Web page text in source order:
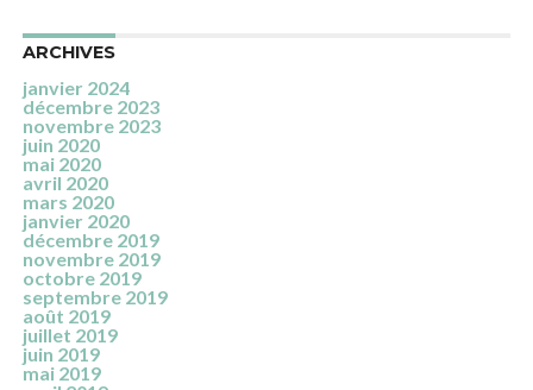
ARCHIVES
janvier 2024
décembre 2023
novembre 2023
juin 2020
mai 2020
avril 2020
mars 2020
janvier 2020
décembre 2019
novembre 2019
octobre 2019
septembre 2019
août 2019
juillet 2019
juin 2019
mai 2019